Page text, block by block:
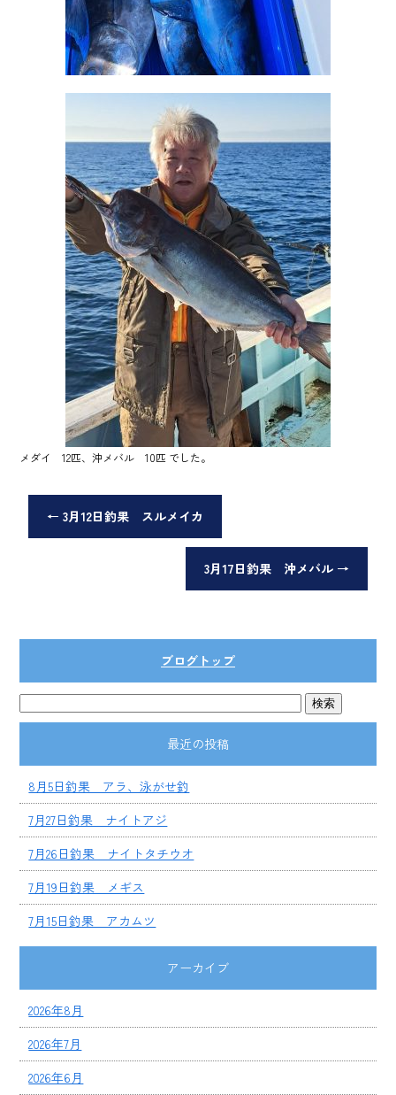
メダイ 12匹、沖メバル 10匹 でした。
← 3月12日釣果 スルメイカ
3月17日釣果 沖メバル →
ブログトップ
最近の投稿
8月5日釣果 アラ、泳がせ釣
7月27日釣果 ナイトアジ
7月26日釣果 ナイトタチウオ
7月19日釣果 メギス
7月15日釣果 アカムツ
アーカイブ
2026年8月
2026年7月
2026年6月